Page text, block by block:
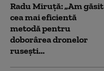
Radu Miruță: „Am găsit
cea mai eficientă
metodă pentru
doborârea dronelor
rusești...